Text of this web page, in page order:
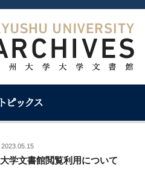
2023.05.15
大学文書館閲覧利用について